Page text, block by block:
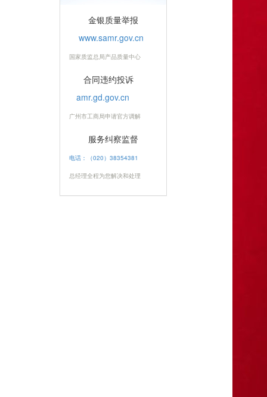
金银质量举报
www.samr.gov.cn
国家质监总局产品质量中心
合同违约投诉
amr.gd.gov.cn
广州市工商局申请官方调解
服务纠察监督
电话：（020）38354381
总经理全程为您解决和处理